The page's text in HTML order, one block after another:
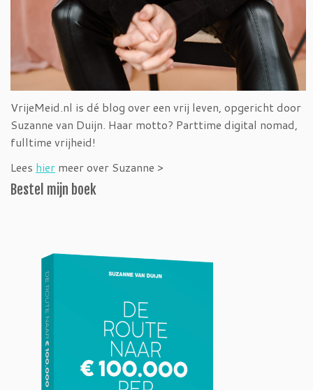
VrijeMeid.nl is dé blog over een vrij leven, opgericht door
Suzanne van Duijn. Haar motto? Parttime digital nomad,
fulltime vrijheid!
Lees hier meer over Suzanne >
Bestel mijn boek